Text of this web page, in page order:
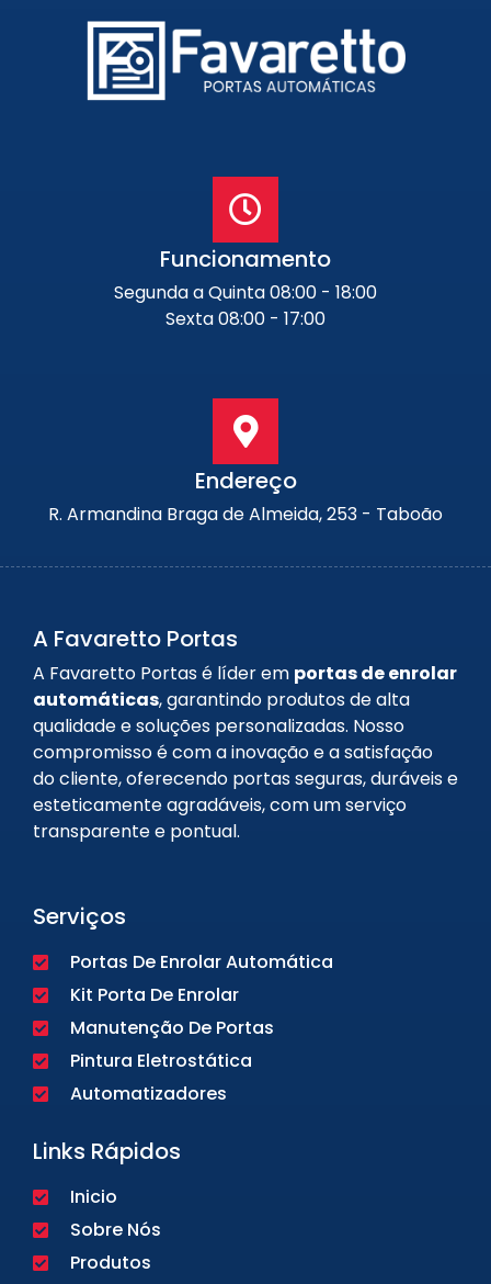
Funcionamento
Segunda a Quinta 08:00 - 18:00
Sexta 08:00 - 17:00
Endereço
R. Armandina Braga de Almeida, 253 - Taboão
A Favaretto Portas
A Favaretto Portas é líder em portas de enrolar
automáticas, garantindo produtos de alta
qualidade e soluções personalizadas. Nosso
compromisso é com a inovação e a satisfação
do cliente, oferecendo portas seguras, duráveis e
esteticamente agradáveis, com um serviço
transparente e pontual.
Serviços
Portas De Enrolar Automática
Kit Porta De Enrolar
Manutenção De Portas
Pintura Eletrostática
Automatizadores
Links Rápidos
Inicio
Sobre Nós
Produtos